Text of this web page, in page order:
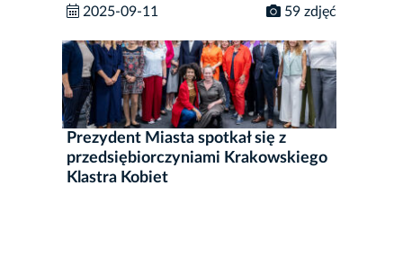
2025-09-11 59 zdjęć
Prezydent Miasta spotkał się z
przedsiębiorczyniami Krakowskiego
Klastra Kobiet